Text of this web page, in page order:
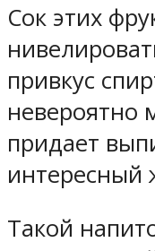
Сок этих
привкус
невероятно
придает
интересный
Такой